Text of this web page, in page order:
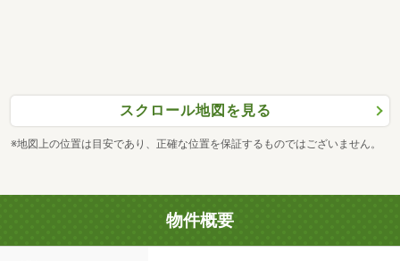
スクロール地図を見る
※地図上の位置は目安であり、正確な位置を保証するものではございません。
物件概要